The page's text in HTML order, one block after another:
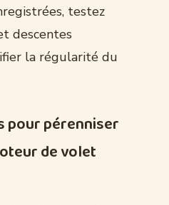
testez
descentes
la régularité du
pour pérenniser
de volet